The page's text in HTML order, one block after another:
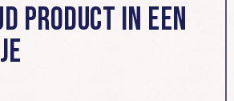
PRODUCT IN EEN